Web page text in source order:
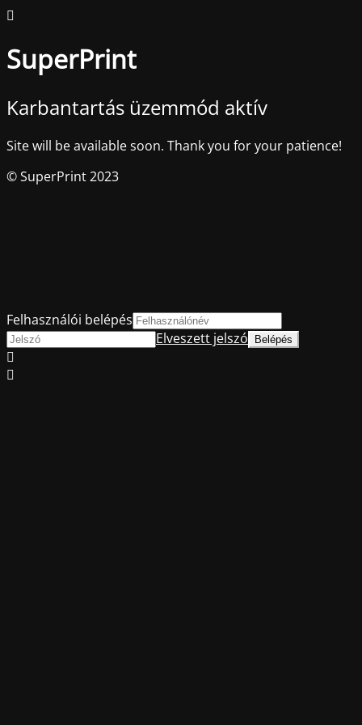
SuperPrint
Karbantartás üzemmód aktív
Site will be available soon. Thank you for your patience!
© SuperPrint 2023
Felhasználói belépés
Elveszett jelszó